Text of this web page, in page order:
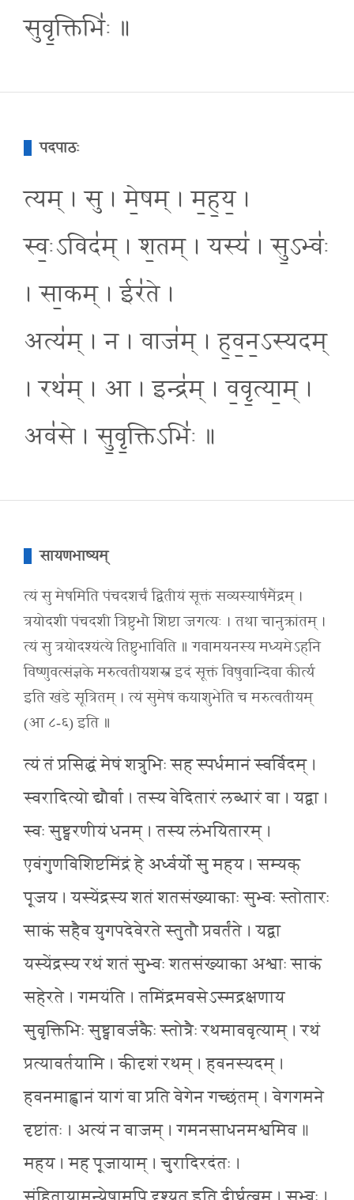
सुवृ॒क्तिभि॑ः ॥
पदपाठः
त्यम् । सु । मे॒षम् । म॒ह॒य॒ ।
स्वः॒ऽविद॑म् । श॒तम् । यस्य॑ । सु॒ऽभ्वः॑
। सा॒कम् । ईर॑ते ।
अत्य॑म् । न । वाज॑म् । ह॒व॒न॒ऽस्यदम्
। रथ॑म् । आ । इन्द्र॑म् । व॒वृ॒त्या॒म् ।
अव॑से । सु॒वृ॒क्तिऽभिः॑ ॥
सायणभाष्यम्
त्यं सु मेषमिति पंचदशर्चं द्वितीयं सूक्तं सव्यस्यार्षमैंद्रम् ।
त्रयोदशी पंचदशी त्रिष्टुभौ शिष्टा जगत्यः । तथा चानुक्रांतम् ।
त्यं सु त्रयोदश्यंत्ये तिष्टुभाविति ॥ गवामयनस्य मध्यमेऽहनि
विष्णुवत्संज्ञके मरुत्वतीयशस्त्र इदं सूक्तं विषुवान्दिवा कीर्त्य
इति खंडे सूत्रितम् । त्यं सुमेषं कयाशुभेति च मरुत्वतीयम्
(आ ८-६) इति ॥
त्यं तं प्रसिद्धं मेषं शत्रुभिः सह स्पर्धमानं स्वर्विदम् ।
स्वरादित्यो द्यौर्वा । तस्य वेदितारं लब्धारं वा । यद्वा ।
स्वः सुष्ट्वरणीयं धनम् । तस्य लंभयितारम् ।
एवंगुणविशिष्टमिंद्रं हे अर्ध्वर्यो सु महय । सम्यक्
पूजय । यस्येंद्रस्य शतं शतसंख्याकाः सुभ्वः स्तोतारः
साकं सहैव युगपदेवेरते स्तुतौ प्रवर्तंते । यद्वा
यस्येंद्रस्य रथं शतं सुभ्वः शतसंख्याका अश्वाः साकं
सहेरते । गमयंति । तमिंद्रमवसेऽस्मद्रक्षणाय
सुवृक्तिभिः सुष्ट्वावर्जकैः स्तोत्रैः रथमाववृत्याम् । रथं
प्रत्यावर्तयामि । कीदृशं रथम् । हवनस्यदम् ।
हवनमाह्वानं यागं वा प्रति वेगेन गच्छंतम् । वेगगमने
दृष्टांतः । अत्यं न वाजम् । गमनसाधनमश्वमिव ॥
महय । मह पूजायाम् । चुरादिरदंतः ।